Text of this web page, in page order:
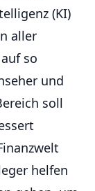
(KI)
aller
so
und
soll
helfen